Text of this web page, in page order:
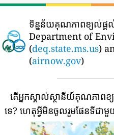
ទិន្នន័យគុណភាពខ្យល់ផ្
Department of
(deq.state.ms.us)
(airnow.gov)
តើអ្នកស្គាល់ស្ថានីយ៍គុណភាព
ទេ? ហេតុអ្វីមិនចូលរួមផែនទីជា